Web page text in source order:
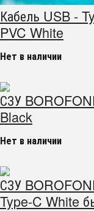
Кабель USB -
PVC White
Нет в наличии
СЗУ
Black
Нет в наличии
СЗУ
Type-C White